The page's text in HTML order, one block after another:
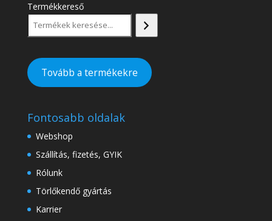
Termékkereső
Tovább a termékekre
Fontosabb oldalak
Webshop
Szállítás, fizetés, GYIK
Rólunk
Törlőkendő gyártás
Karrier